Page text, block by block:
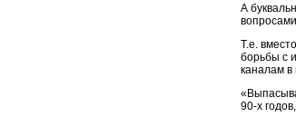
А
вопросами
Т.е.
борьбы с
каналам
90-х